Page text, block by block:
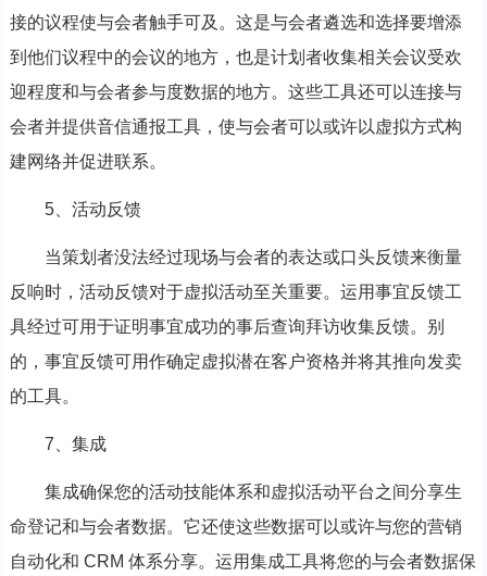
接的议程使与会者触手可及。这是与会者遴选和选择要增添
到他们议程中的会议的地方，也是计划者收集相关会议受欢
迎程度和与会者参与度数据的地方。这些工具还可以连接与
会者并提供音信通报工具，使与会者可以或许以虚拟方式构
建网络并促进联系。
5、活动反馈
当策划者没法经过现场与会者的表达或口头反馈来衡量
反响时，活动反馈对于虚拟活动至关重要。运用事宜反馈工
具经过可用于证明事宜成功的事后查询拜访收集反馈。别
的，事宜反馈可用作确定虚拟潜在客户资格并将其推向发卖
的工具。
7、集成
集成确保您的活动技能体系和虚拟活动平台之间分享生
命登记和与会者数据。它还使这些数据可以或许与您的营销
自动化和 CRM 体系分享。运用集成工具将您的与会者数据保